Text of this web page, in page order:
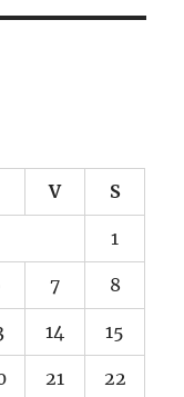
V S
1
7 8
14 15
21 22